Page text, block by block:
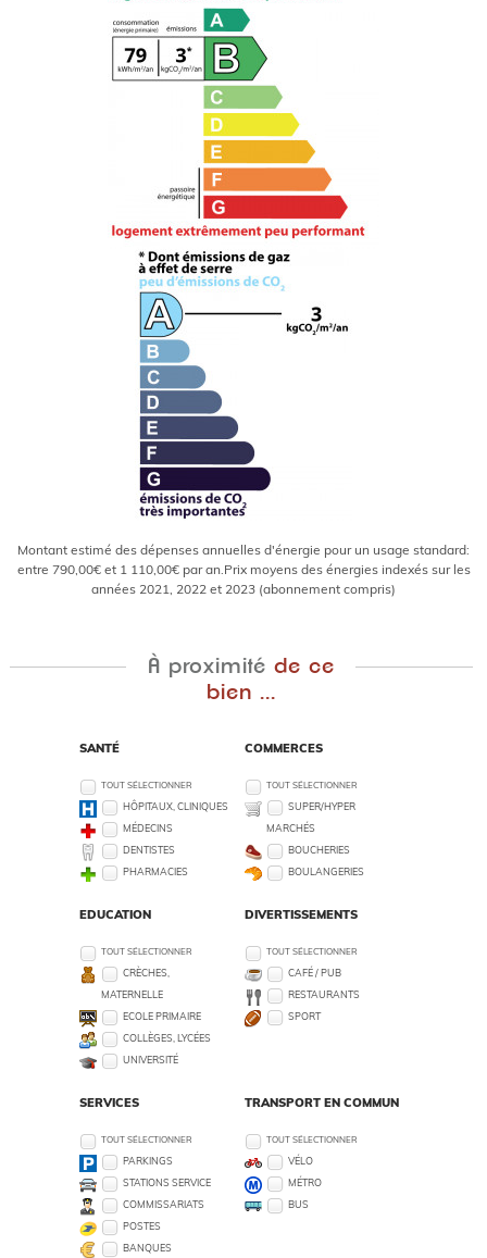
Montant estimé des dépenses annuelles d'énergie pour un usage standard:
entre 790,00€ et 1 110,00€ par an.Prix moyens des énergies indexés sur les
années 2021, 2022 et 2023 (abonnement compris)
À proximité de ce
bien ...
SANTÉ
TOUT SÉLECTIONNER
HÔPITAUX, CLINIQUES
MÉDECINS
DENTISTES
PHARMACIES
COMMERCES
TOUT SÉLECTIONNER
SUPER/HYPER
MARCHÉS
BOUCHERIES
BOULANGERIES
EDUCATION
TOUT SÉLECTIONNER
CRÈCHES,
MATERNELLE
ECOLE PRIMAIRE
COLLÈGES, LYCÉES
UNIVERSITÉ
DIVERTISSEMENTS
TOUT SÉLECTIONNER
CAFÉ / PUB
RESTAURANTS
SPORT
SERVICES
TOUT SÉLECTIONNER
PARKINGS
STATIONS SERVICE
COMMISSARIATS
POSTES
BANQUES
TRANSPORT EN COMMUN
TOUT SÉLECTIONNER
VÉLO
MÉTRO
BUS